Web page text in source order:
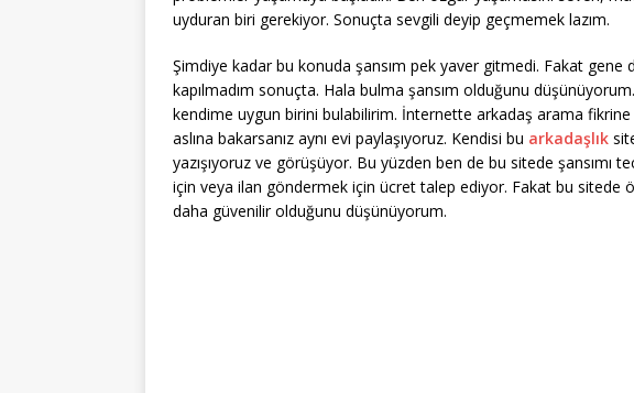
uyduran biri gerekiyor. Sonuçta sevgili deyip geçmemek lazım.
Şimdiye kadar bu konuda şansım pek yaver gitmedi. Fakat
kapılmadım sonuçta. Hala bulma şansım olduğunu
kendime uygun birini bulabilirim. İnternette arkadaş arama fikrine
aslına bakarsanız aynı evi paylaşıyoruz. Kendisi bu arkadaşlık
yazışıyoruz ve görüşüyor. Bu yüzden ben de bu sitede şansımı
için veya ilan göndermek için ücret talep ediyor. Fakat bu sitede
daha güvenilir olduğunu düşünüyorum.